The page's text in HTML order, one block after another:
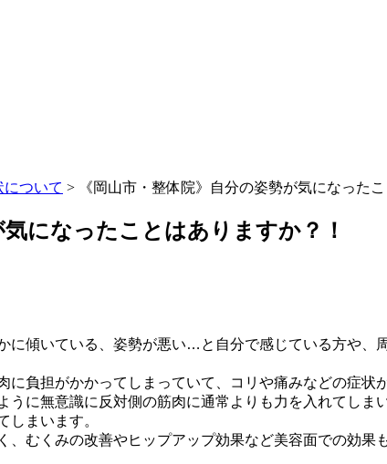
について > 《岡山市・整体院》自分の姿勢が気になった
になったことはありますか？！
に傾いている、姿勢が悪い…と自分で感じている方や、
負担がかかってしまっていて、コリや痛みなどの症状
に無意識に反対側の筋肉に通常よりも力を入れてしま
まいます。
むくみの改善やヒップアップ効果など美容面での効果